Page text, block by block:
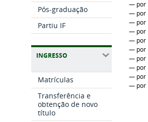
Pós-graduação
Partiu IF
INGRESSO
Matrículas
Transferência e
obtenção de novo
título
— por
— por
— por
— por
— por
— por
— por
— por
— por
— por